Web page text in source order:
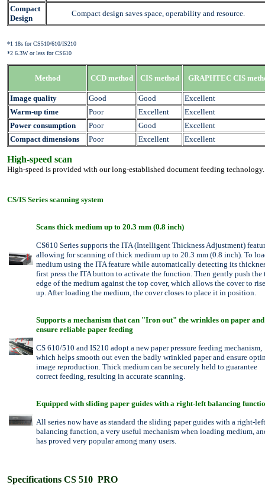
Compact
Design
Compact design saves space, operability and resource.
*1 18s for CS510/610/IS210
*2 6.3W or less for CS610
Method CCD method CIS method GRAPHTEC CIS
Image quality Good Good
Excellent
Warm-up time
Poor Excellent
Excellent
Power consumption
Poor Good
Excellent
Compact dimensions
Poor Excellent Excellent
High-speed scan
High-speed is provided with our long-established document feeding technology.
CS/IS Series scanning system
Scans thick medium up to 20.3 mm (0.8 inch)
CS610 Series supports the ITA (Intelligent Thickness Adjustment)
allowing for scanning of thick medium up to 20.3 mm (0.8 inch). To
medium using the ITA feature while automatically detecting its
first press the ITA button to activate the function. Then gently push the
edge of the medium against the top cover, which allows the cover to
up. After loading the medium, the cover closes to place it in position.
Supports a mechanism that can "Iron out" the wrinkles on paper and
ensure reliable paper feeding
CS 610/510 and IS210 adopt a new paper pressure feeding mechanism,
which helps smooth out even the badly wrinkled paper and ensure
image reproduction. Thick medium can be securely held to guarantee
correct feeding, resulting in accurate scanning.
Equipped with sliding paper guides with a right-left balancing
All series now have as standard the sliding paper guides with a right-
balancing function, a very useful mechanism when loading medium,
has proved very popular among many users.
Specifications CS 510 PRO